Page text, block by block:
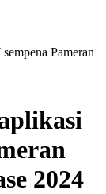
Pameran
2024